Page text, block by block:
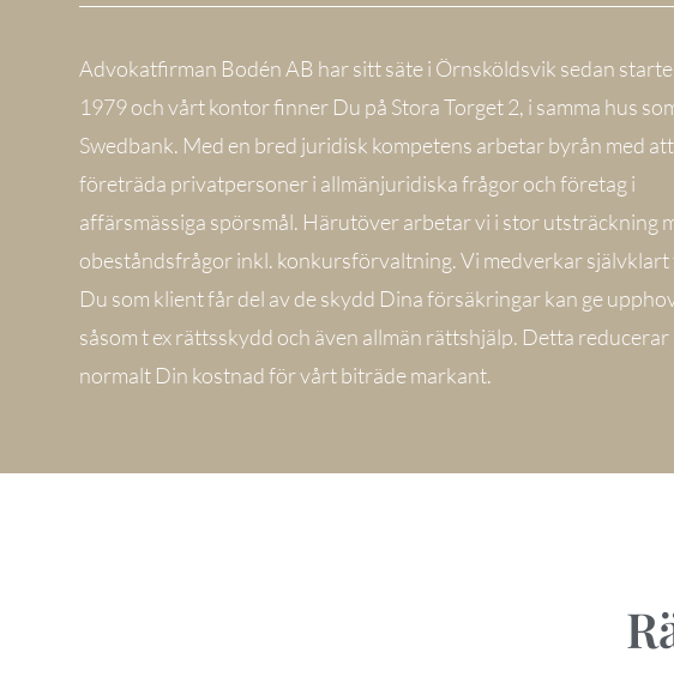
Advokatfirman Bodén AB har sitt säte i Örnsköldsvik sedan
1979 och vårt kontor finner Du på Stora Torget 2, i samma hus
Swedbank. Med en bred juridisk kompetens arbetar byrån med att
företräda privatpersoner i allmänjuridiska frågor och företag i
affärsmässiga spörsmål. Härutöver arbetar vi i stor utsträckning
obeståndsfrågor inkl. konkursförvaltning. Vi medverkar
Du som klient får del av de skydd Dina försäkringar kan ge
såsom t ex rättsskydd och även allmän rättshjälp. Detta reducerar
normalt Din kostnad för vårt biträde markant.